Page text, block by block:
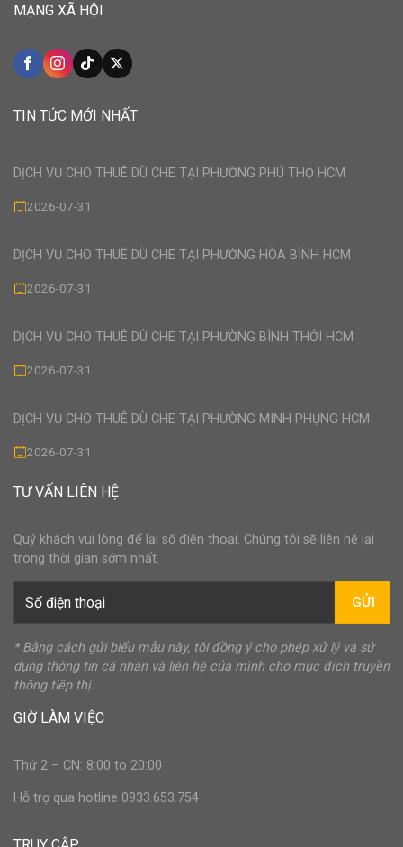
MẠNG XÃ HỘI
TIN TỨC MỚI NHẤT
DỊCH VỤ CHO THUÊ DÙ CHE TẠI PHƯỜNG PHÚ THỌ HCM
2026-07-31
DỊCH VỤ CHO THUÊ DÙ CHE TẠI PHƯỜNG HÒA BÌNH HCM
2026-07-31
DỊCH VỤ CHO THUÊ DÙ CHE TẠI PHƯỜNG BÌNH THỚI HCM
2026-07-31
DỊCH VỤ CHO THUÊ DÙ CHE TẠI PHƯỜNG MINH PHỤNG HCM
2026-07-31
TƯ VẤN LIÊN HỆ
Quý khách vui lòng để lại số điện thoại. Chúng tôi sẽ liên hệ lại
trong thời gian sớm nhất.
GỬI
* Bằng cách gửi biểu mẫu này, tôi đồng ý cho phép xử lý và sử
dụng thông tin cá nhân và liên hệ của mình cho mục đích truyền
thông tiếp thị.
GIỜ LÀM VIỆC
Thứ 2 – CN: 8:00 to 20:00
Hỗ trợ qua hotline 0933.653.754